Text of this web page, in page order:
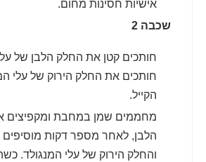
אישיות חסינות מחום.
שכבה 2
חותכים קטן את החלק הלבן של
חותכים את החלק הירוק של עלי
הקייל.
מחממים שמן במחבת ומקפיצים
הלבן, לאחר מספר דקות מוסיפים
והחלק הירוק של עלי המנגולד.